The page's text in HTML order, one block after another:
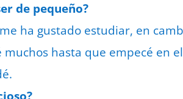
de pequeño?
ha gustado estudiar, en
hasta que empecé en